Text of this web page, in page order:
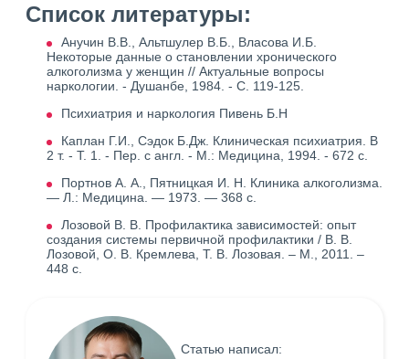
Список литературы:
Анучин В.В., Альтшулер В.Б., Власова И.Б.
Некоторые данные о становлении хронического
алкоголизма у женщин // Актуальные вопросы
наркологии. - Душанбе, 1984. - С. 119-125.
Психиатрия и наркология Пивень Б.Н
Каплан Г.И., Сэдок Б.Дж. Клиническая психиатрия. В
2 т. - Т. 1. - Пер. с англ. - М.: Медицина, 1994. - 672 с.
Портнов А. А., Пятницкая И. Н. Клиника алкоголизма.
— Л.: Медицина. — 1973. — 368 с.
Лозовой В. В. Профилактика зависимостей: опыт
создания системы первичной профилактики / В. В.
Лозовой, О. В. Кремлева, Т. В. Лозовая. – М., 2011. –
448 с.
Статью написал: